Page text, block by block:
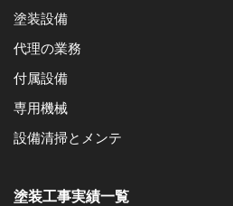
塗装設備
代理の業務
付属設備
専用機械
設備清掃とメンテ
塗装工事実績一覧